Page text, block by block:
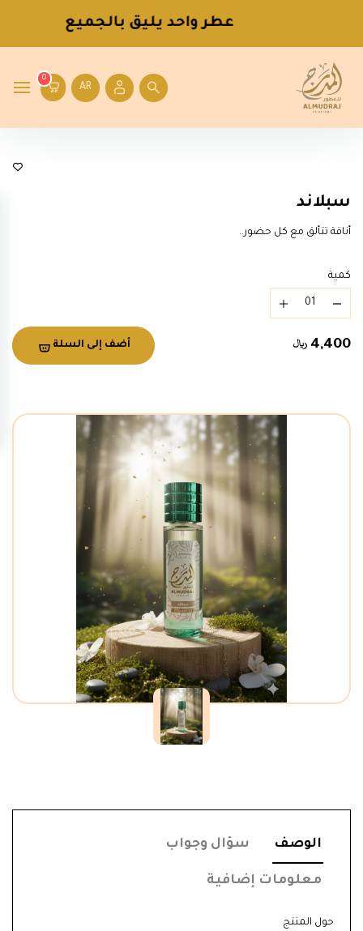
عطر واحد يليق بالجميع
AR
0
سبلاند
أناقة تتألق مع كل حضور..
كمية
4,400 أضف إلى السلة
الوصف سؤال وجواب
معلومات إضافية
حول المنتج